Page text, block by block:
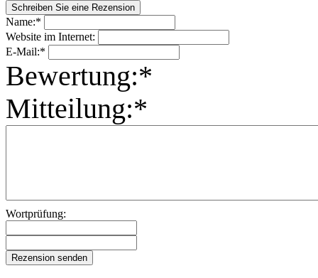
Name:*
Website im Internet:
E-Mail:*
Bewertung:*
Mitteilung:*
Wortprüfung: